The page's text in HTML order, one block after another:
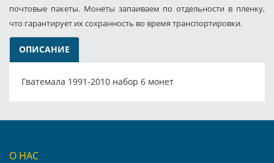
почтовые пакеты. Монеты запаиваем по отдельности в пленку,
что гарантирует их сохранность во время транспортировки.
ОПИСАНИЕ
Гватемала 1991-2010 набор 6 монет
О НАС